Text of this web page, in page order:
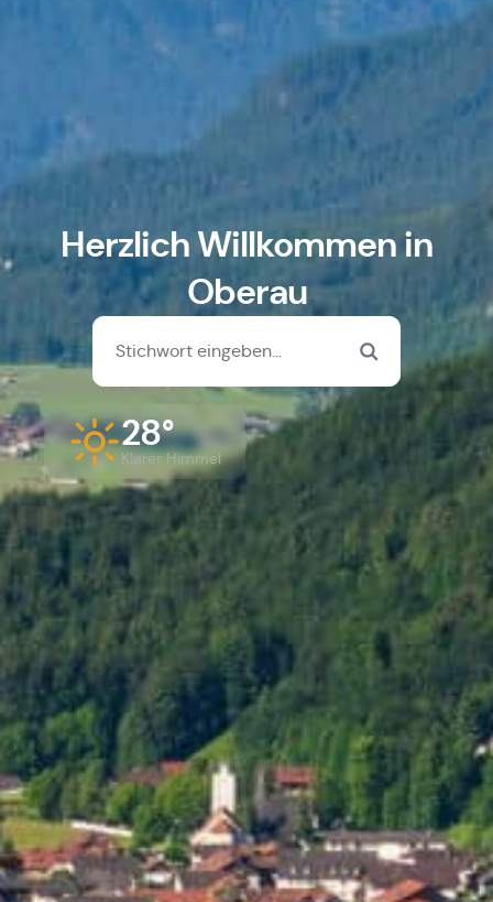
Herzlich Willkommen in
Oberau
28°
Klarer Himmel